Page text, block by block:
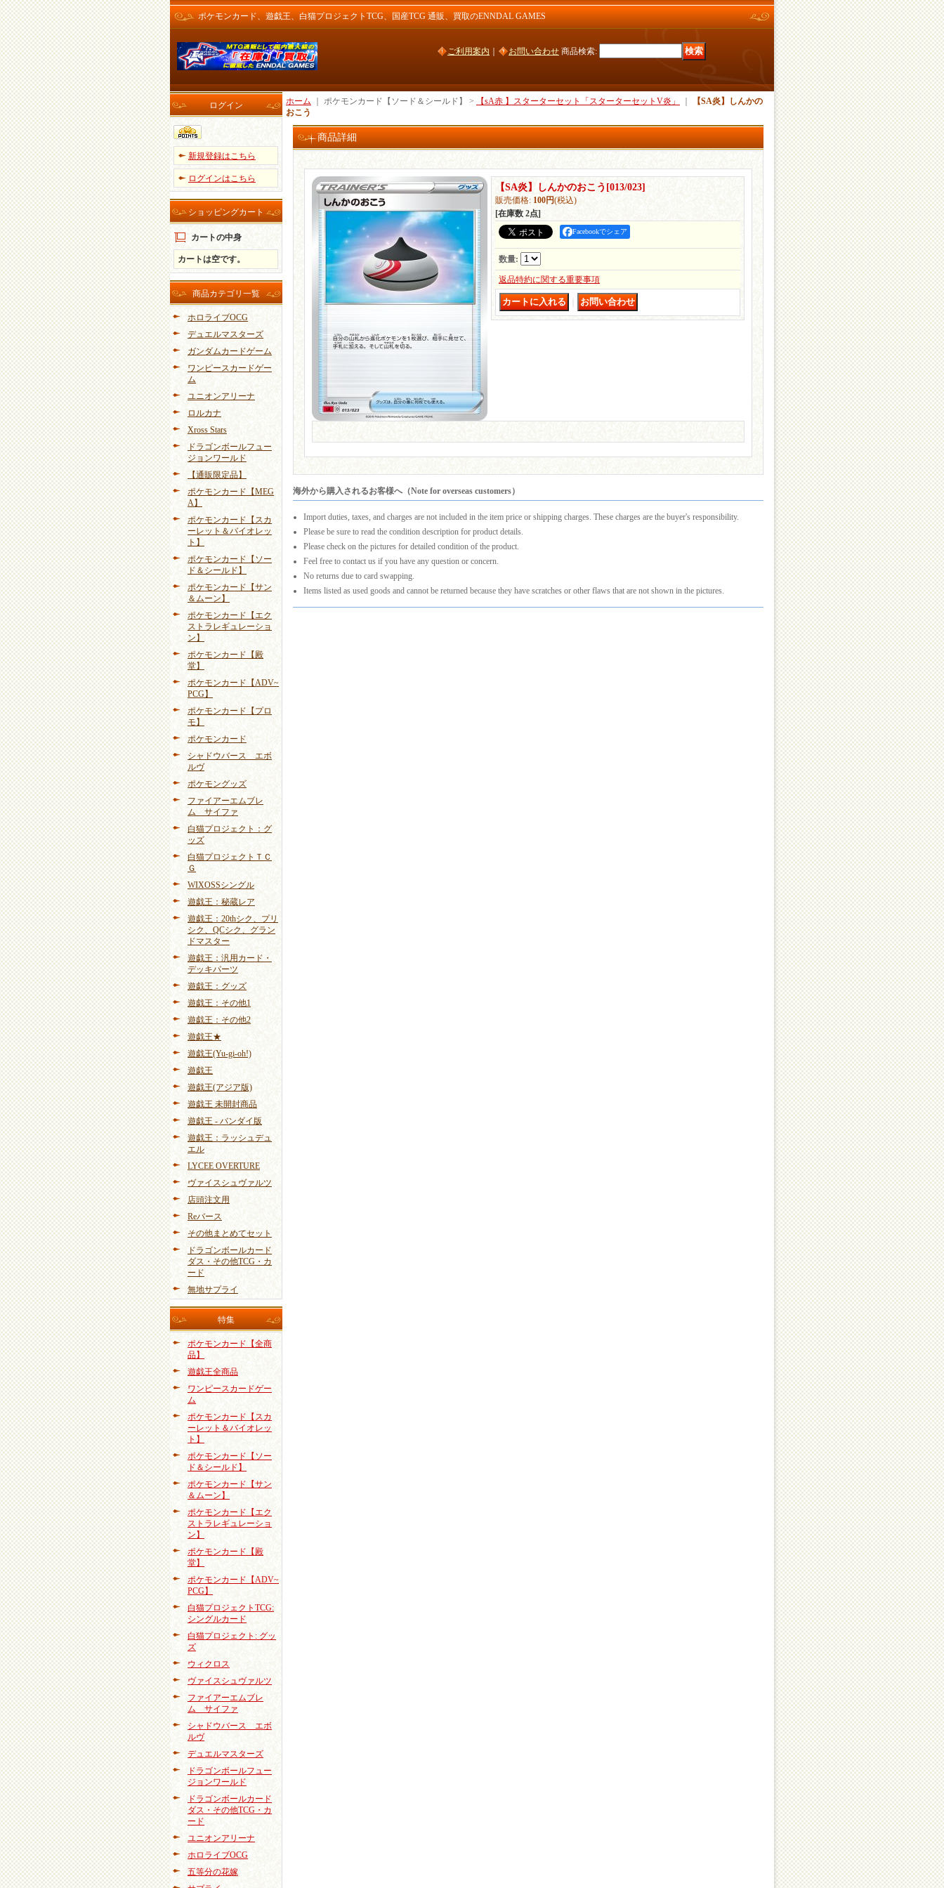
ポケモンカード、遊戯王、白猫プロジェクトTCG、国産TCG 通販、買取のENNDAL GAMES
ご利用案内 お問い合わせ 商品検索:
ログイン
新規登録はこちら
ログインはこちら
ショッピングカート
カートの中身
カートは空です。
商品カテゴリ一覧
ホロライブOCG
デュエルマスターズ
ガンダムカードゲーム
ワンピースカードゲー
ム
ユニオンアリーナ
ロルカナ
Xross Stars
ドラゴンボールフュー
ジョンワールド
【通販限定品】
ポケモンカード【MEG
A】
ポケモンカード【スカ
ーレット＆バイオレッ
ト】
ポケモンカード【ソー
ド＆シールド】
ポケモンカード【サン
＆ムーン】
ポケモンカード【エク
ストラレギュレーショ
ン】
ポケモンカード【殿
堂】
ポケモンカード【ADV~
PCG】
ポケモンカード【プロ
モ】
ポケモンカード
シャドウバース エボ
ルヴ
ポケモングッズ
ファイアーエムブレ
ム サイファ
白猫プロジェクト：グ
ッズ
白猫プロジェクトＴＣ
Ｇ
WIXOSSシングル
遊戯王：秘蔵レア
遊戯王：20thシク、プリ
シク、QCシク、グラン
ドマスター
遊戯王：汎用カード・
デッキパーツ
遊戯王：グッズ
遊戯王：その他1
遊戯王：その他2
遊戯王★
遊戯王(Yu-gi-oh!)
遊戯王
遊戯王(アジア版)
遊戯王 未開封商品
遊戯王 - バンダイ版
遊戯王：ラッシュデュ
エル
LYCEE OVERTURE
ヴァイスシュヴァルツ
店頭注文用
Reバース
その他まとめてセット
ドラゴンボールカード
ダス・その他TCG・カ
ード
無地サプライ
特集
ポケモンカード【全商
品】
遊戯王全商品
ワンピースカードゲー
ム
ポケモンカード【スカ
ーレット＆バイオレッ
ト】
ポケモンカード【ソー
ド＆シールド】
ポケモンカード【サン
＆ムーン】
ポケモンカード【エク
ストラレギュレーショ
ン】
ポケモンカード【殿
堂】
ポケモンカード【ADV~
PCG】
白猫プロジェクトTCG:
シングルカード
白猫プロジェクト: グッ
ズ
ウィクロス
ヴァイスシュヴァルツ
ファイアーエムブレ
ム サイファ
シャドウバース エボ
ルヴ
デュエルマスターズ
ドラゴンボールフュー
ジョンワールド
ドラゴンボールカード
ダス・その他TCG・カ
ード
ユニオンアリーナ
ホロライブOCG
五等分の花嫁
ホーム ｜ ポケモンカード【ソード＆シールド】 > 【sA赤 】スターターセット「スターターセットV炎」
【SA炎】しんかの
おこう
商品詳細
【SA炎】しんかのおこう [013/023]
販売価格: 100円(税込)
[在庫数 2点]
Facebookでシェア
数量:
返品特約に関する重要事項
海外から購入されるお客様へ（Note for overseas customers）
Import duties, taxes, and charges are not included in the item price or shipping charges. These charges are the buyer's responsibility.
Please be sure to read the condition description for product details.
Please check on the pictures for detailed condition of the product.
Feel free to contact us if you have any question or concern.
No returns due to card swapping.
Items listed as used goods and cannot be returned because they have scratches or other flaws that are not shown in the pictures.